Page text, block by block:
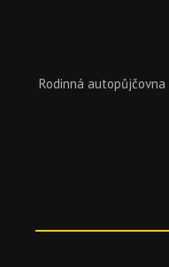
Rodinná